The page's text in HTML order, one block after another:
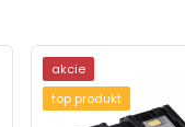
akcie
top produkt